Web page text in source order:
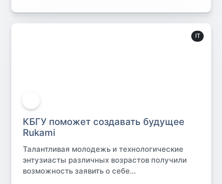
IT
КБГУ поможет создавать будущее
Rukami
Талантливая молодежь и технологические
энтузиасты различных возрастов получили
возможность заявить о себе...